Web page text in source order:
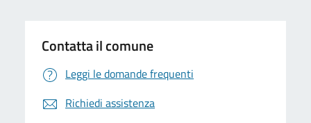
Contatta il comune
Leggi le domande frequenti
Richiedi assistenza